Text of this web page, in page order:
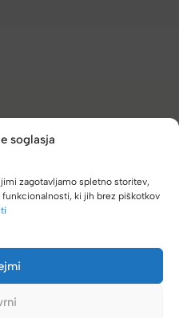
soglasja
zagotavljamo spletno storitev,
ki jih brez piškotkov
(4,8/5)
sem pričakovala; lahka,